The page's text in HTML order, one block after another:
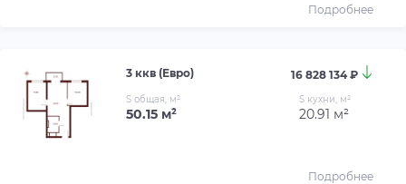
Подробнее
3 ккв (Евро) 16 828 134 ₽
S общая, м²
50.15 м²
S кухни, м²
20.91 м²
Подробнее